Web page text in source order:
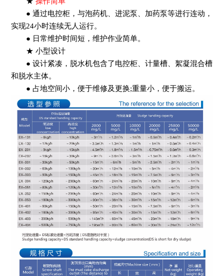
● 通过电控柜，与泡药机、进泥泵、加药泵等进行连动，
实现24小时连续无人运行。
● 日常维护时间短，维护作业简单。
★ 小型设计
● 设计紧凑，脱水机包含了电控柜、计量槽、絮凝混合槽
和脱水主体。
● 占地空间小，便于维修及更换;重量小，便于搬运。